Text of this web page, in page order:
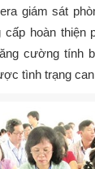
giám sát
hoàn thiện
cường tính
tình trạng